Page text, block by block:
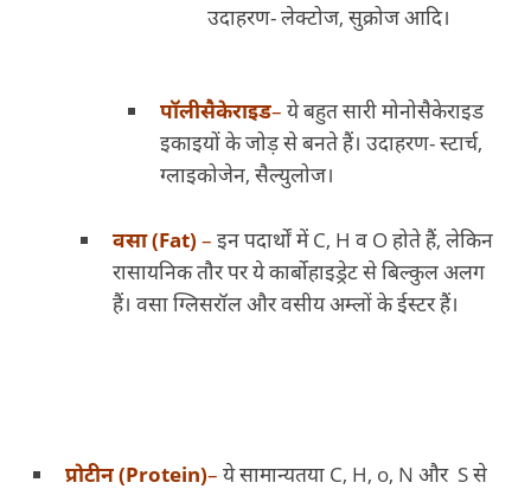
उदाहरण- लेक्टोज, सुक्रोज आदि।
पॉलीसैकेराइड– ये बहुत सारी मोनोसैकेराइड
इकाइयों के जोड़ से बनते हैं। उदाहरण- स्टार्च,
ग्लाइकोजेन, सैल्युलोज।
वसा (Fat) – इन पदार्थों में C, H व O होते हैं, लेकिन
रासायनिक तौर पर ये कार्बोहाइड्रेट से बिल्कुल अलग
हैं। वसा ग्लिसरॉल और वसीय अम्लों के ईस्टर हैं।
प्रोटीन (Protein)– ये सामान्यतया C, H, o, N और S से